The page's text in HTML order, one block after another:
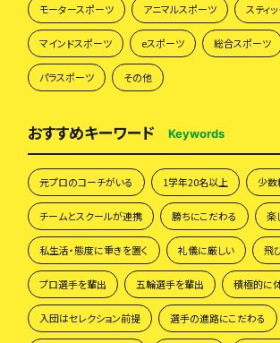
モータースポーツ アニマルスポーツ スティ
マインドスポーツ eスポーツ 総合スポーツ
パラスポーツ その他
おすすめキーワード Keywords
元プロのコーチがいる 1学年20名以上 少数
チームとスクールが連携 勝ちにこだわる 楽
私生活・態度に重きを置く 礼儀に厳しい 飛
プロ選手を輩出 五輪選手を輩出 積極的に
入団はセレクション前提 選手の進路にこだわる